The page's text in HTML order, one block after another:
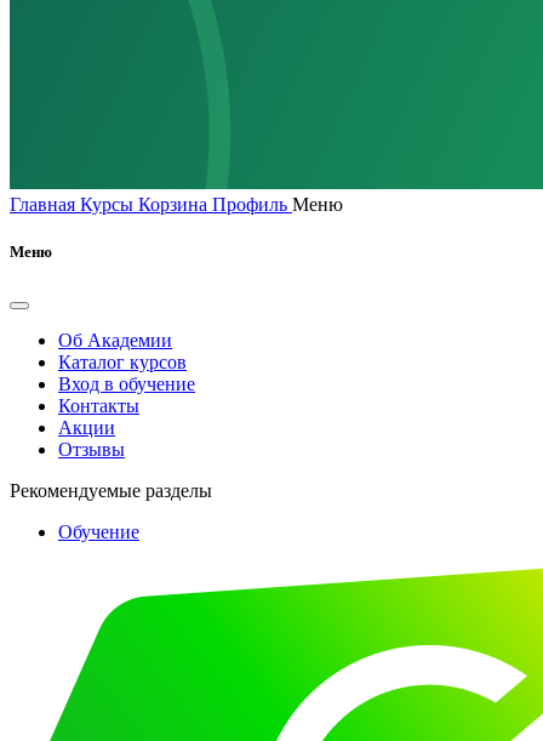
Главная Курсы Корзина Профиль Меню
Меню
Об Академии
Каталог курсов
Вход в обучение
Контакты
Акции
Отзывы
Рекомендуемые разделы
Обучение